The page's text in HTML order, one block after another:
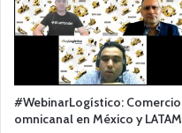
#WebinarLogístico: Comercio
omnicanal en México y LATAM